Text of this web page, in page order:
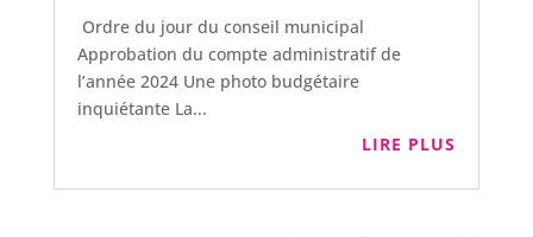
Ordre du jour du conseil municipal
Approbation du compte administratif de
l’année 2024 Une photo budgétaire
inquiétante La...
LIRE PLUS